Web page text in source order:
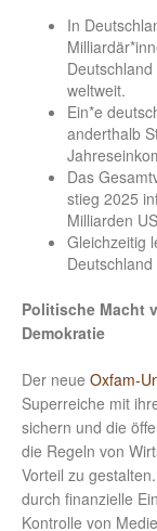
In
weltweit.
Ein*e
anderthalb
Das
stieg 2025
Milliarden
Gleichzeitig
Politische Macht
Demokratie
Der neue Oxfam-
Superreiche mit
sichern und die
die Regeln von
Vorteil zu
durch finanzielle
Kontrolle von